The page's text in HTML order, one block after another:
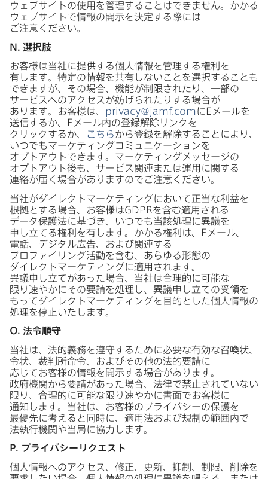
ウェブサイトの​使用を​管理する​ことは​できません。​かかる​
ウェブサイトで​情報の​開示を​決定する​際には​
ご注意ください。
N . 選択肢
お客様は​当社に​提供する​個人情報を​管理する​権利を​
有します。​特定の​情報を​共有しない​ことを​選択する​ことも​
できますが、​その​場合、​機能が​制限されたり、​一部の​
サービスへの​アクセスが​妨げられたりする​場合が​
あります。​お客様は、 privacy@jamf.com に E メールを​
送信するか、
E メール内の​登録解除リンクを​
クリックするか、
こちらから​登録を​解除する​ことに​より、​
いつでも​マーケティングコミュニケーションを​
オプトアウトできます。​マーケティングメッセージの​
オプトアウト後も、​サービス関連または​運用に​関する​
連絡が​届く​場合が​ありますので​ご注意ください。
当社が​ダイレクトマーケティングに​おいて​正当な​利益を​
根拠とする​場合、​お客様はGDPRを​含む適用される​
データ保護法に​基づき、​いつでも​当該処理に​異議を​
申し立てる​権利を​有します。​かかる​権利は、
E メール、​
電話、​デジタル​広告、​および​関連する​
プロファイリング活動を​含む、​あらゆる​形態の​
ダイレクトマーケティングに​適用されます。​
異議申し立てが​あった​場合、​当社は​合理的に​可能な​
限り速やかに​その​要請を​処理し、​異議申し立ての​受領を​
もって​ダイレクトマーケティングを​目的とした​個人情報の​
処理を​停止いたします。
O. 法令順守
当社は、​法的義務を​遵守する​ために​必要な​有効な​召喚状、​
令状、​裁判所命令、​および​その​他の​法的要請に​
応じてお客様の​情報を​開示する​場合が​あります。​
政府機関から​要請が​あった​場合、​法律で​禁止されていない​
限り、​合理的に​可能な​限り速やかに​書面で​お客様に​
通知します。​当社は、​お客様の​プライバシーの​保護を​
最優先に​考えると​同時に、​適用法および​規制の​範囲内で​
法執行機関や​当局に​協力します。
P. プライバシーリクエスト
個人情報への​アクセス、​修正、​更新、​抑制、​制限、​削除を​